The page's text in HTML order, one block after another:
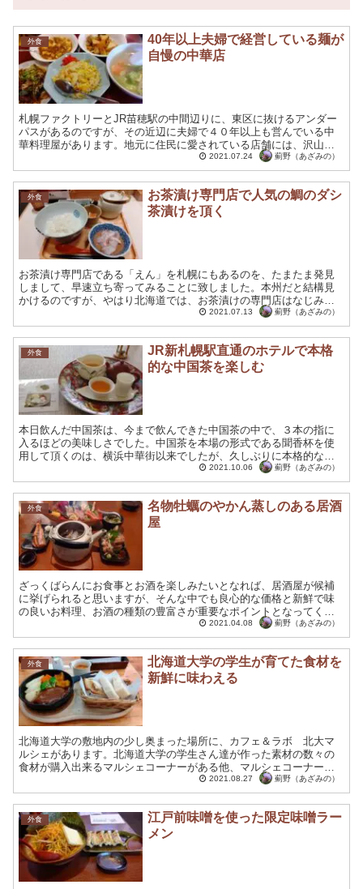
外食
40年以上夫婦で経営している麺が
自慢の中華店
札幌ファクトリーとJR苗穂駅の中間辺りに、東区に抜けるアンダー
パスがあるのですが、その近辺に夫婦で４０年以上も営んでいる中
華料理屋があります。地元に住民に愛されている店舗には、沢山の
来店者が次々と訪れて来てる様子でした。地元地域に愛されたリ...
2021.07.24 薊野（あざみの）
外食
お茶漬け専門店で人気の鯛のダシ
茶漬けを頂く
お茶漬け専門店である「えん」を札幌にもあるのを、たまたま発見
しまして、早速立ち寄ってみることに致しました。本州だと結構見
かけるのですが、やはり北海道では、お茶漬けの専門店はなじみが
薄い部分があるのかも知れません。ですが、リピーターと思われ
る...
2021.07.13 薊野（あざみの）
外食
JR新札幌駅直通のホテルで本格
的な中国茶を楽しむ
本日飲んだ中国茶は、今まで飲んできた中国茶の中で、３本の指に
入るほどの美味しさでした。中国茶を本場の形式である聞香杯を使
用して頂くのは、横浜中華街以来でしたが、久しぶりに本格的な体
験だけができました。 そんな本格的な体験ができるのは、ＪＲ新...
2021.10.06 薊野（あざみの）
外食
名物牡蠣のやかん蒸しのある居酒
屋
ざっくばらんにお食事とお酒を楽しみたいとなれば、居酒屋が候補
に挙げられると思いますが、そんな中でも良心的な価格と新鮮で味
の良いお料理、お酒の種類の豊富さが重要なポイントとなってくる
と思います。そういった中で珍しくも理に適う名物料理のある居
酒...
2021.04.08 薊野（あざみの）
外食
北海道大学の学生が育てた食材を
新鮮に味わえる
北海道大学の敷地内の少し奥まった場所に、カフェ＆ラボ 北大マ
ルシェがあります。北海道大学の学生さん達が作った素材の数々の
食材が購入出来るマルシェコーナーがある他、マルシェコーナーの
奥には、お料理も楽しめるカフェレストランも併設されていまし
た...
2021.08.27 薊野（あざみの）
外食
江戸前味噌を使った限定味噌ラー
メン